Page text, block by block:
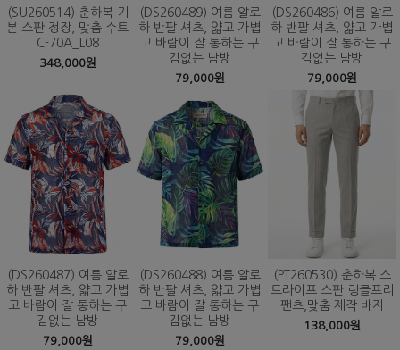
(SU260514) 춘하복 기
본 스판 정장, 맞춤 수트
C-70A_L08
348,000원
(DS260489) 여름 알로
하 반팔 셔츠, 얇고 가볍
고 바람이 잘 통하는 구
김없는 남방
79,000원
(DS260486) 여름 알로
하 반팔 셔츠, 얇고 가볍
고 바람이 잘 통하는 구
김없는 남방
79,000원
(DS260487) 여름 알로
하 반팔 셔츠, 얇고 가볍
고 바람이 잘 통하는 구
김없는 남방
79,000원
(DS260488) 여름 알로
하 반팔 셔츠, 얇고 가볍
고 바람이 잘 통하는 구
김없는 남방
79,000원
(PT260530) 춘하복 스
트라이프 스판 링클프리
팬츠,맞춤 제작 바지
138,000원